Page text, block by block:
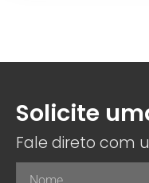
Solicite
Fale direto com